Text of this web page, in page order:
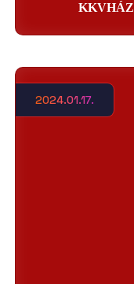
KKVHÁZ
2024.01.17.